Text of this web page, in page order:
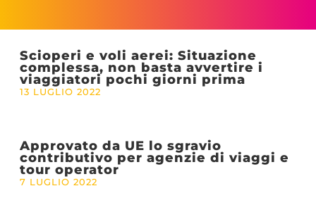
Scioperi e voli aerei: Situazione
complessa, non basta avvertire i
viaggiatori pochi giorni prima
13 LUGLIO 2022
Approvato da UE lo sgravio
contributivo per agenzie di viaggi e
tour operator
7 LUGLIO 2022